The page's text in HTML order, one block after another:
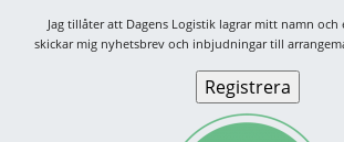
Jag tillåter att Dagens Logistik lagrar mitt namn och
skickar mig nyhetsbrev och inbjudningar till